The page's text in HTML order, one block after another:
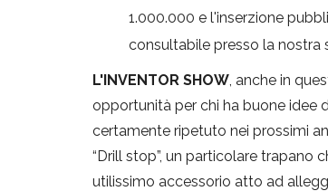
1.000.000 e l'inserzione
consultabile presso la nostra
L'INVENTOR SHOW, anche in
opportunità per chi ha buone idee
certamente ripetuto nei prossimi
“Drill stop”, un particolare trapano
utilissimo accessorio atto ad